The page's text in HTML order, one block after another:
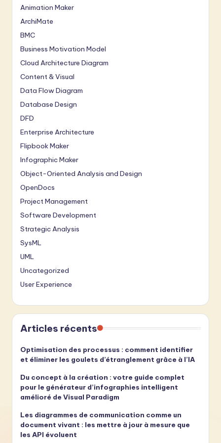
Animation Maker
ArchiMate
BMC
Business Motivation Model
Cloud Architecture Diagram
Content & Visual
Data Flow Diagram
Database Design
DFD
Enterprise Architecture
Flipbook Maker
Infographic Maker
Object-Oriented Analysis and Design
OpenDocs
Project Management
Software Development
Strategic Analysis
SysML
UML
Uncategorized
User Experience
Articles récents
Optimisation des processus : comment identifier
et éliminer les goulets d’étranglement grâce à l’IA
Du concept à la création : votre guide complet
pour le générateur d’infographies intelligent
amélioré de Visual Paradigm
Les diagrammes de communication comme un
document vivant : les mettre à jour à mesure que
les API évoluent